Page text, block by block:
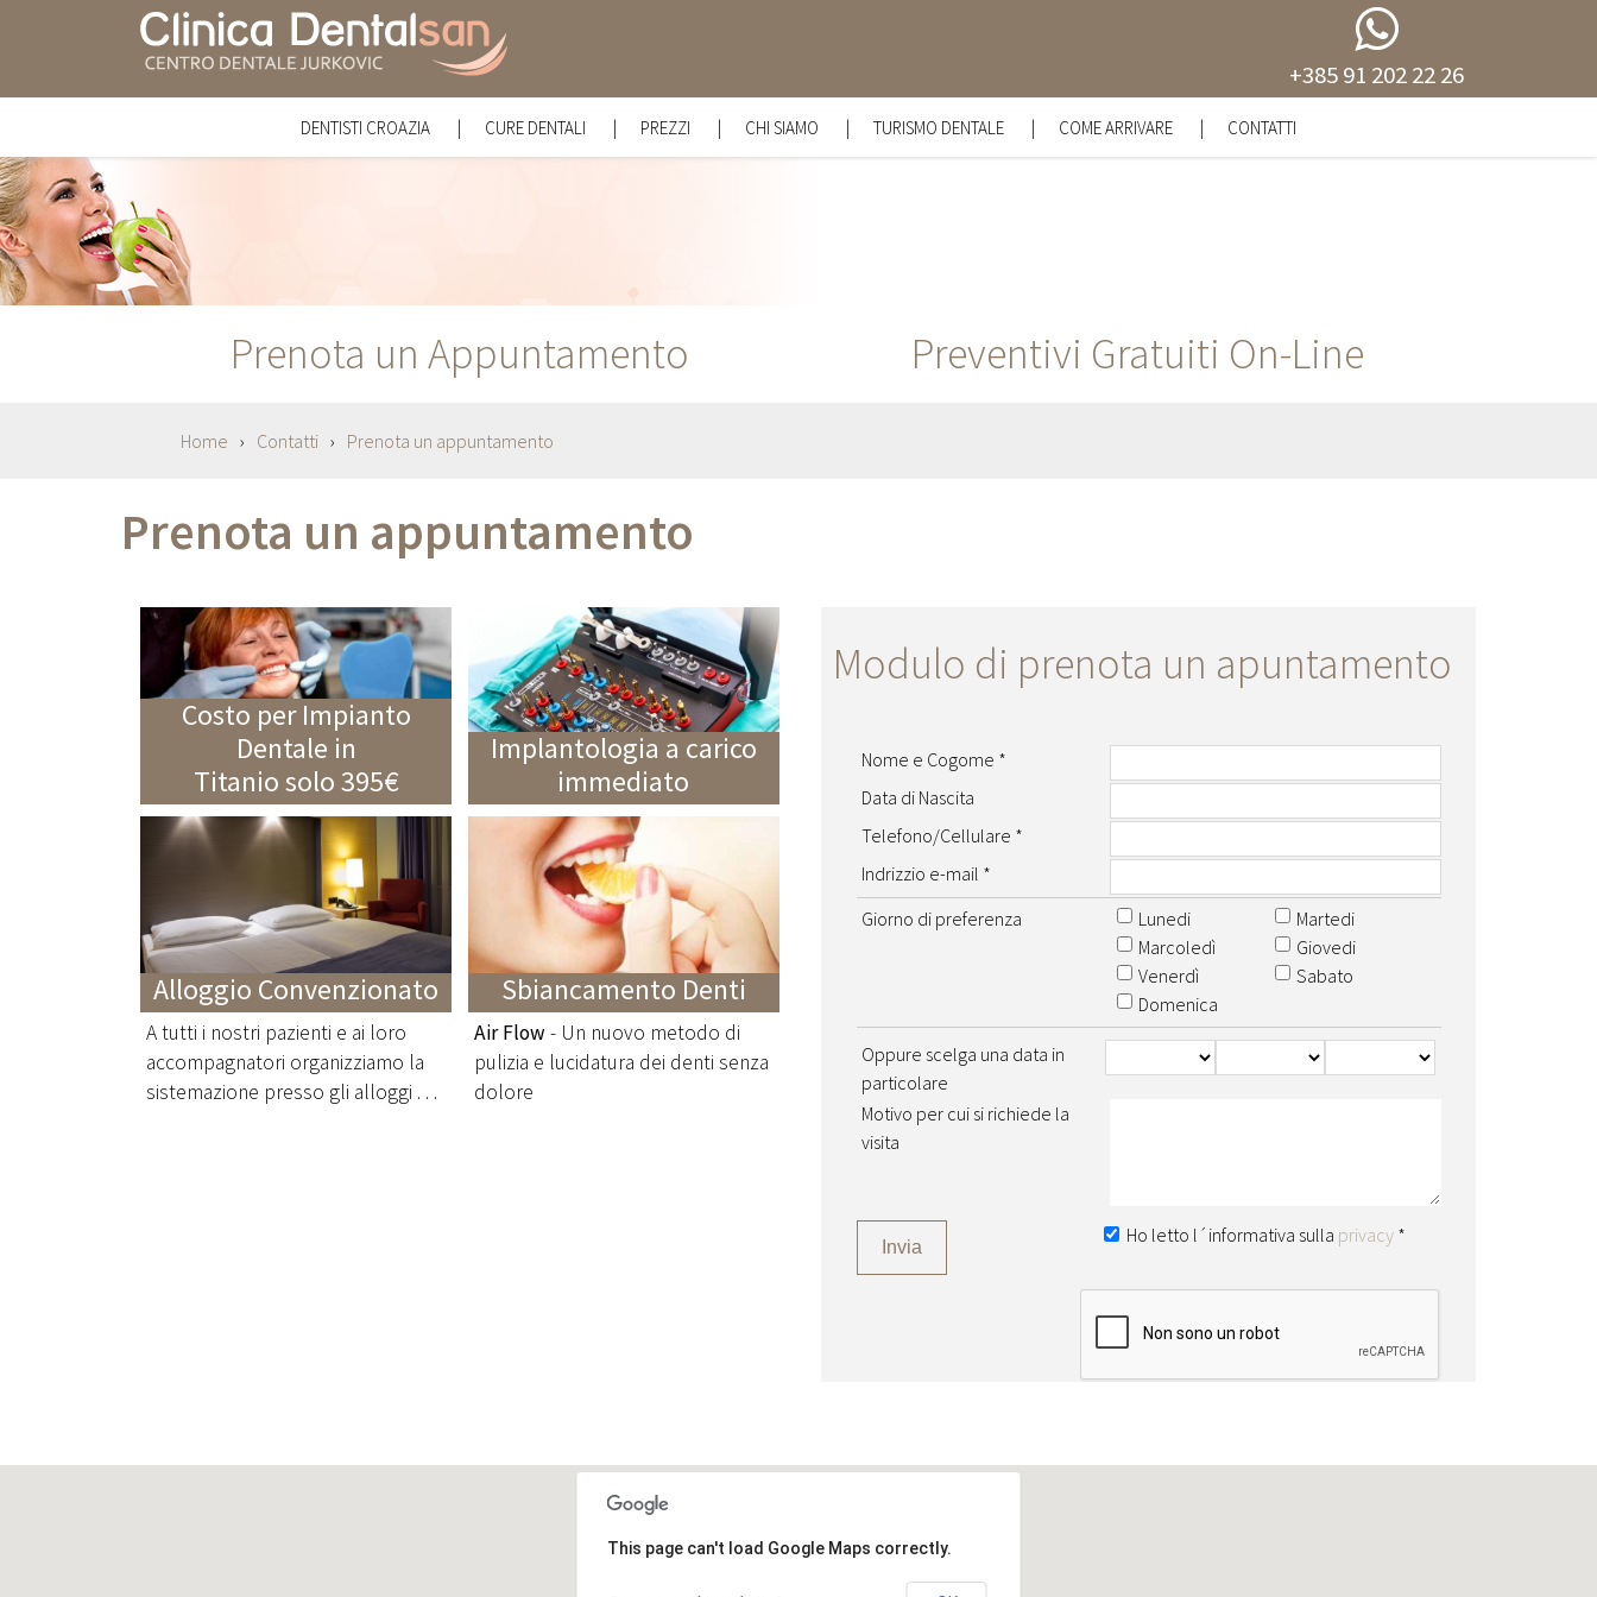
+385 91 202 22 26
DENTISTI CROAZIA CURE DENTALI
OTTURAZIONI, ENDODONZIA E RITRATTAMENTI
PREZZI CHI SIAMO TURISMO DENTALE COME ARRIVARE CONTATTI
Prenota un Appuntamento Preventivi Gratuiti On-Line
Home Contatti Prenota un appuntamento
Prenota un appuntamento
Modulo di prenota un apuntamento
Nome e Cogome
Data di Nascita
Telefono/Cellulare
Indrizzio e-mail
Giorno di preferenza
Lunedi
Martedi
Marcoledì
Giovedi
Venerdì
Sabato
Domenica
Oppure scelga una data in
particolare
Motivo per cui si richiede la
visita
Ho letto l´informativa sulla privacy *
Invia
Costo per Impianto
Dentale in
Titanio solo 395€
Implantologia a carico
immediato
Alloggio Convenzionato
A tutti i nostri pazienti e ai loro
accompagnatori organizziamo la
sistemazione presso gli alloggi . . .
Sbiancamento Denti
Air Flow - Un nuovo metodo di
pulizia e lucidatura dei denti senza
dolore
This page can't load Google Maps correctly.